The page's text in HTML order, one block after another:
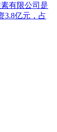
有限公司是
3.8亿元，占